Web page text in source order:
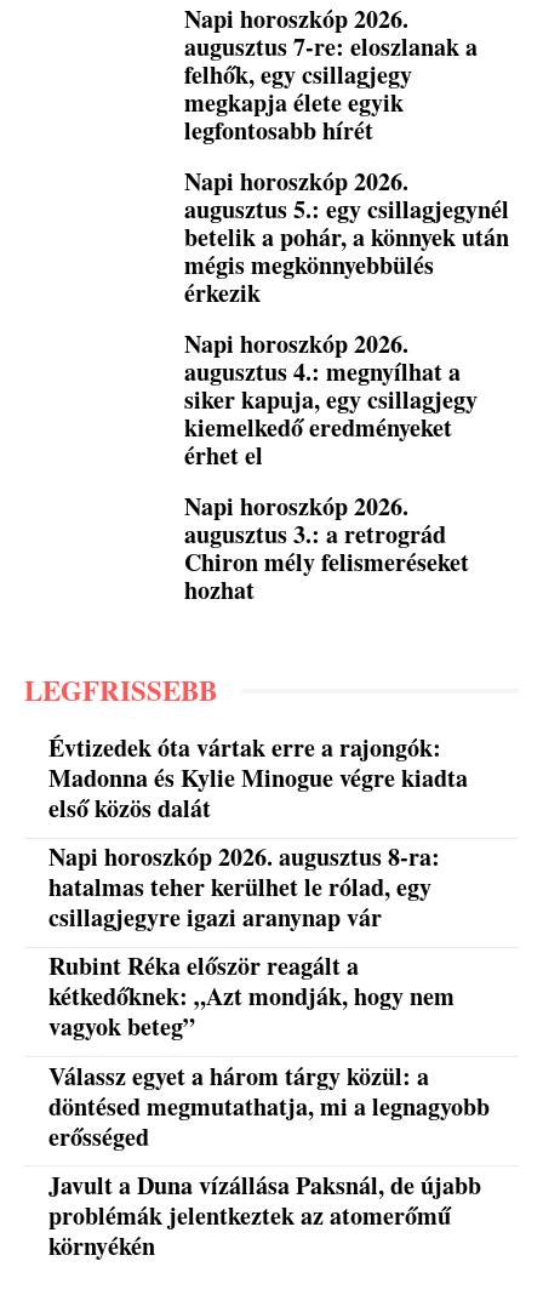
Napi horoszkóp 2026.
augusztus 7-re: eloszlanak a
felhők, egy csillagjegy
megkapja élete egyik
legfontosabb hírét
Napi horoszkóp 2026.
augusztus 5.: egy csillagjegynél
betelik a pohár, a könnyek után
mégis megkönnyebbülés
érkezik
Napi horoszkóp 2026.
augusztus 4.: megnyílhat a
siker kapuja, egy csillagjegy
kiemelkedő eredményeket
érhet el
Napi horoszkóp 2026.
augusztus 3.: a retrográd
Chiron mély felismeréseket
hozhat
LEGFRISSEBB
Évtizedek óta vártak erre a rajongók:
Madonna és Kylie Minogue végre kiadta
első közös dalát
Napi horoszkóp 2026. augusztus 8-ra:
hatalmas teher kerülhet le rólad, egy
csillagjegyre igazi aranynap vár
Rubint Réka először reagált a
kétkedőknek: „Azt mondják, hogy nem
vagyok beteg”
Válassz egyet a három tárgy közül: a
döntésed megmutathatja, mi a legnagyobb
erősséged
Javult a Duna vízállása Paksnál, de újabb
problémák jelentkeztek az atomerőmű
környékén